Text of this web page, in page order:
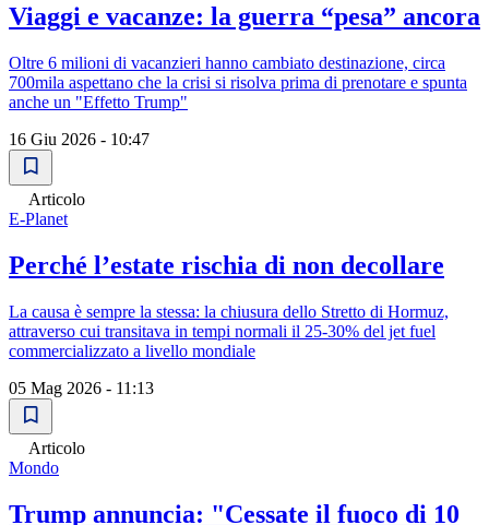
Viaggi e vacanze: la guerra “pesa” ancora
Oltre 6 milioni di vacanzieri hanno cambiato destinazione, circa
700mila aspettano che la crisi si risolva prima di prenotare e spunta
anche un "Effetto Trump"
16 Giu 2026 - 10:47
Articolo
E-Planet
Perché l’estate rischia di non decollare
La causa è sempre la stessa: la chiusura dello Stretto di Hormuz,
attraverso cui transitava in tempi normali il 25-30% del jet fuel
commercializzato a livello mondiale
05 Mag 2026 - 11:13
Articolo
Mondo
Trump annuncia: "Cessate il fuoco di 10